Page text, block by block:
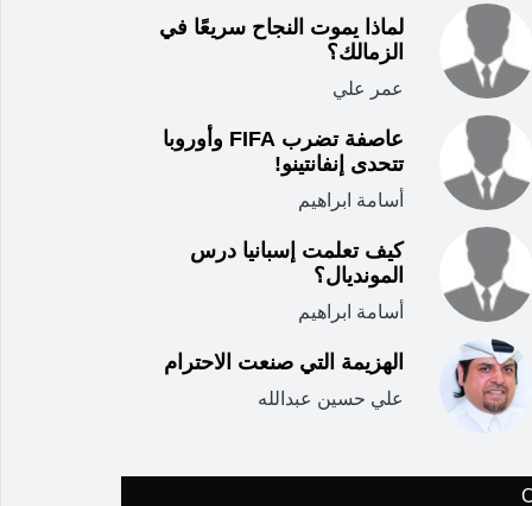
لماذا يموت النجاح سريعًا في
الزمالك؟
عمر علي
عاصفة تضرب FIFA وأوروبا
تتحدى إنفانتينو!
أسامة ابراهيم
كيف تعلمت إسبانيا درس
المونديال؟
أسامة ابراهيم
الهزيمة التي صنعت الاحترام
علي حسين عبدالله